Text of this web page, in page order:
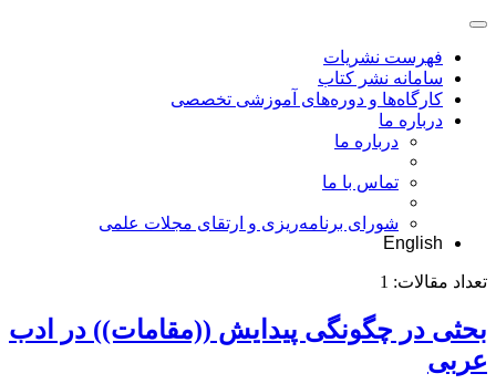
فهرست نشریات
سامانه نشر کتاب
کارگاه‌ها و دوره‌های آموزشی تخصصی
درباره ما
درباره ما
تماس با ما
شورای برنامه‌ریزی و ارتقای مجلات علمی
English
تعداد مقالات: 1
بحثی در چگونگی پیدایش ((مقامات)) در ادب
عربی